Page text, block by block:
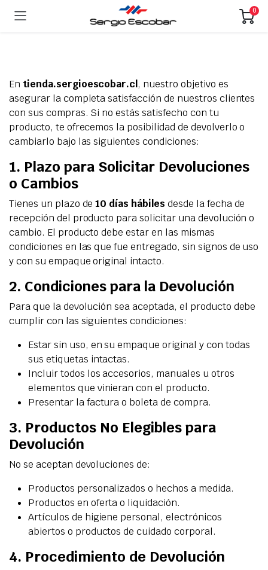
0
En tienda.sergioescobar.cl , nuestro objetivo es
asegurar la completa satisfacción de nuestros clientes
con sus compras. Si no estás satisfecho con tu
producto, te ofrecemos la posibilidad de devolverlo o
cambiarlo bajo las siguientes condiciones:
1. Plazo para Solicitar Devoluciones
o Cambios
Tienes un plazo de10 días hábiles desde la fecha de
recepción del producto para solicitar una devolución o
cambio. El producto debe estar en las mismas
condiciones en las que fue entregado, sin signos de uso
y con su empaque original intacto.
2. Condiciones para la Devolución
Para que la devolución sea aceptada, el producto debe
cumplir con las siguientes condiciones:
Estar sin uso, en su empaque original y con todas
sus etiquetas intactas.
Incluir todos los accesorios, manuales u otros
elementos que vinieran con el producto.
Presentar la factura o boleta de compra.
3. Productos No Elegibles para
Devolución
No se aceptan devoluciones de:
Productos personalizados o hechos a medida.
Productos en oferta o liquidación.
Artículos de higiene personal, electrónicos
abiertos o productos de cuidado corporal.
4. Procedimiento de Devolución